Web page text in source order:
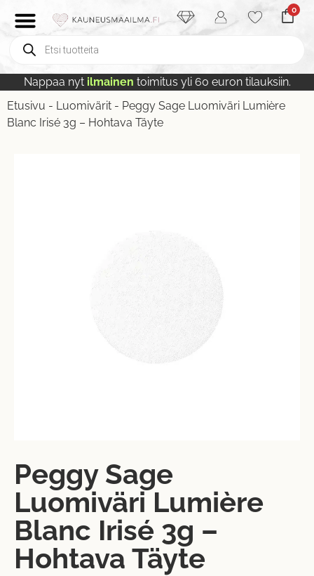
0
Nappaa nyt ilmainen toimitus yli 60 euron tilauksiin.
Etusivu - Luomivärit - Peggy Sage Luomiväri Lumière
Blanc Irisé 3g – Hohtava Täyte
Peggy Sage
Luomiväri Lumière
Blanc Irisé 3g –
Hohtava Täyte